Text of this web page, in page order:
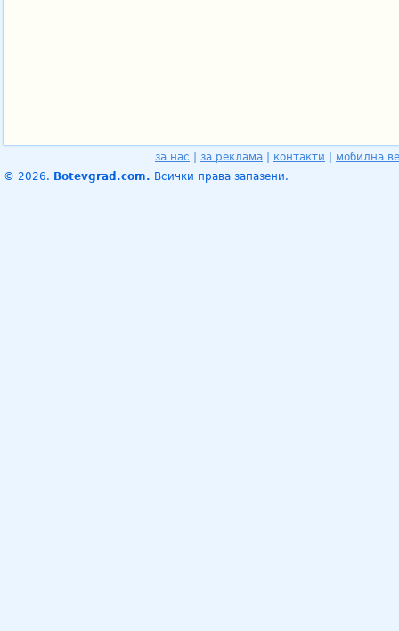
за нас за реклама контакти
мобилна
© 2026. Botevgrad.com. Всички права запазени.